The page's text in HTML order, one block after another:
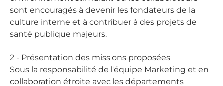
sont encouragés à devenir les fondateurs de la
culture interne et à contribuer à des projets de
santé publique majeurs.
2 - Présentation des missions proposées
Sous la responsabilité de l'équipe Marketing et en
collaboration étroite avec les départements